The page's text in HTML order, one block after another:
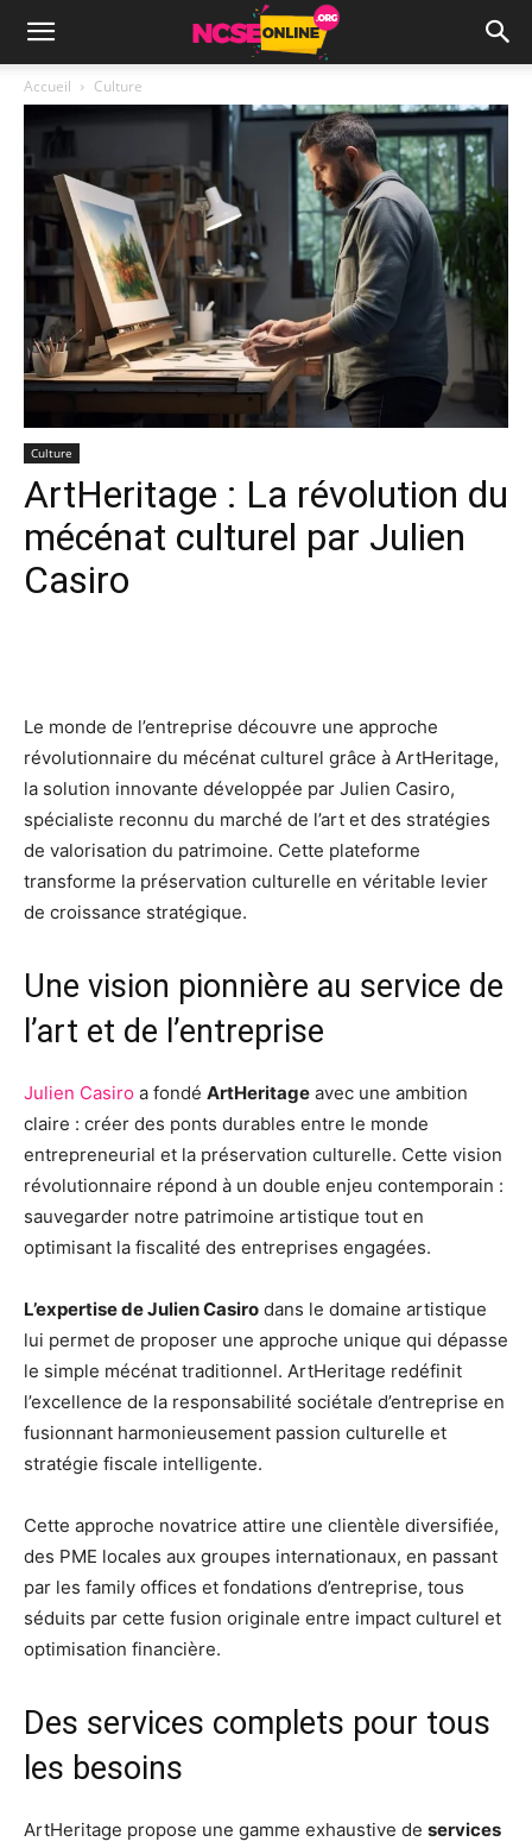
Accueil Culture
Culture
ArtHeritage : La révolution du
mécénat culturel par Julien
Casiro
Le monde de l’entreprise découvre une approche
révolutionnaire du mécénat culturel grâce à ArtHeritage,
la solution innovante développée par Julien Casiro,
spécialiste reconnu du marché de l’art et des stratégies
de valorisation du patrimoine. Cette plateforme
transforme la préservation culturelle en véritable levier
de croissance stratégique.
Une vision pionnière au service de
l’art et de l’entreprise
Julien Casiro a fondé ArtHeritage avec une ambition
claire : créer des ponts durables entre le monde
entrepreneurial et la préservation culturelle. Cette vision
révolutionnaire répond à un double enjeu contemporain :
sauvegarder notre patrimoine artistique tout en
optimisant la fiscalité des entreprises engagées.
L’expertise de Julien Casiro dans le domaine artistique
lui permet de proposer une approche unique qui dépasse
le simple mécénat traditionnel. ArtHeritage redéfinit
l’excellence de la responsabilité sociétale d’entreprise en
fusionnant harmonieusement passion culturelle et
stratégie fiscale intelligente.
Cette approche novatrice attire une clientèle diversifiée,
des PME locales aux groupes internationaux, en passant
par les family offices et fondations d’entreprise, tous
séduits par cette fusion originale entre impact culturel et
optimisation financière.
Des services complets pour tous
les besoins
ArtHeritage propose une gamme exhaustive de services